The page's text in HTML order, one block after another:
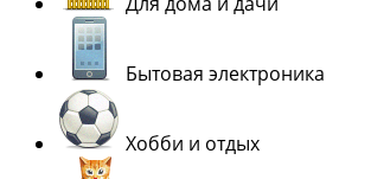
Бытовая электроника
Хобби и отдых